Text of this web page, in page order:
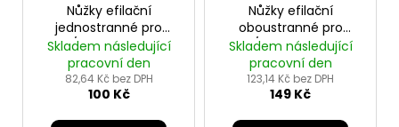
Nůžky efilační
jednostranné pro
psy/kočky 18cm TR
Skladem následující
pracovní den
82,64 Kč bez DPH
100 Kč
Nůžky efilační
oboustranné pro
psy/kočky 18cm TR
Skladem následující
pracovní den
123,14 Kč bez DPH
149 Kč